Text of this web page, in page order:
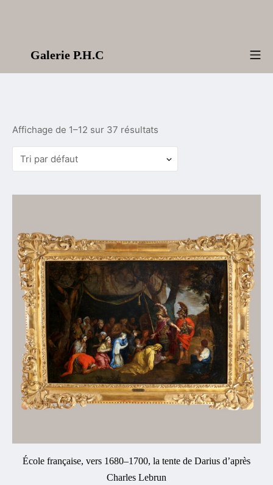
Galerie P.H.C
Affichage de 1–12 sur 37 résultats
École française, vers 1680–1700, la tente de Darius d’après
Charles Lebrun